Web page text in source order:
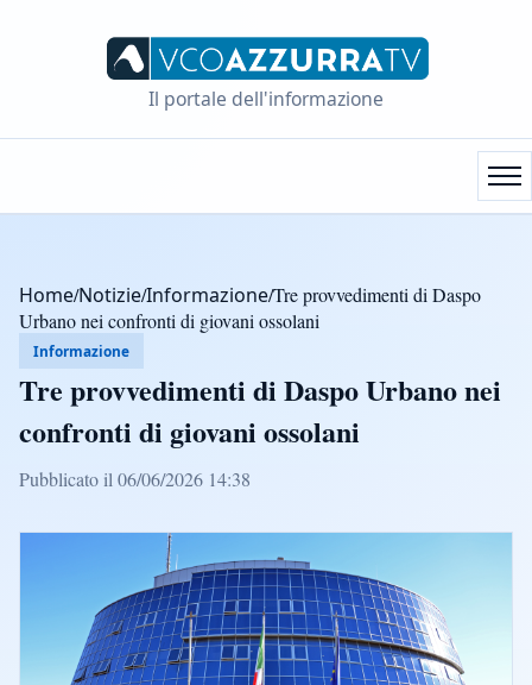
Il portale dell'informazione
Home/Notizie/Informazione/Tre provvedimenti di Daspo
Urbano nei confronti di giovani ossolani
Informazione
Tre provvedimenti di Daspo Urbano nei
confronti di giovani ossolani
Pubblicato il 06/06/2026 14:38